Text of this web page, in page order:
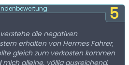
5
erhalten von Hermes Fahrer,
gleich zum verkosten kommen